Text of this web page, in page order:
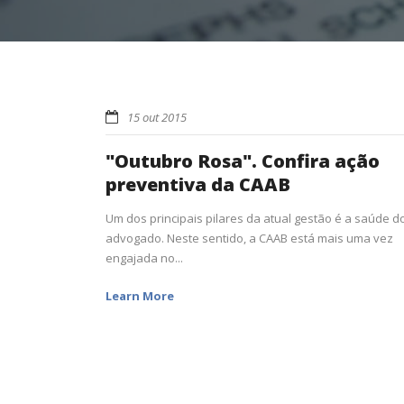
15 out 2015
"Outubro Rosa". Confira ação
preventiva da CAAB
Um dos principais pilares da atual gestão é a saúde
advogado. Neste sentido, a CAAB está mais uma vez
engajada no...
Learn More